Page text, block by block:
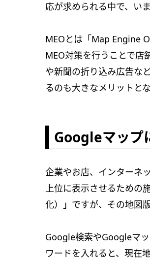
応が求められる中で、い
MEOとは「Map Engine
MEO対策を行うことで店
や新聞の折り込み広告な
るのも大きなメリットと
Googleマップ
企業やお店、インターネ
上位に表示させるための
化）」ですが、その地図
Google検索やGoogleマ
ワードを入れると、現在